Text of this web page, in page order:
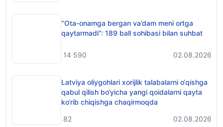
“Ota-onamga bergan va’dam meni ortga
qaytarmadi”: 189 ball sohibasi bilan suhbat
14 590 02.08.2026
Latviya oliygohlari xorijlik talabalarni o‘qishga
qabul qilish bo‘yicha yangi qoidalarni qayta
ko‘rib chiqishga chaqirmoqda
82
02.08.2026